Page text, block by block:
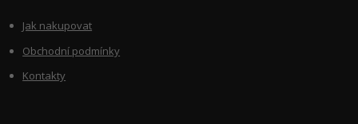
Jak nakupovat
Obchodní podmínky
Kontakty